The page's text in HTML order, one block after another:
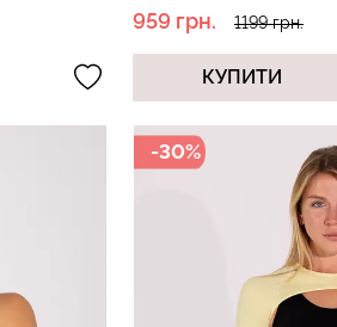
959 грн. 1199 грн.
КУПИТИ
-30%